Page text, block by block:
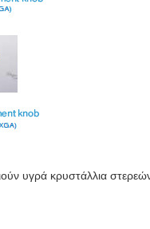
υγρά κρυστάλλια